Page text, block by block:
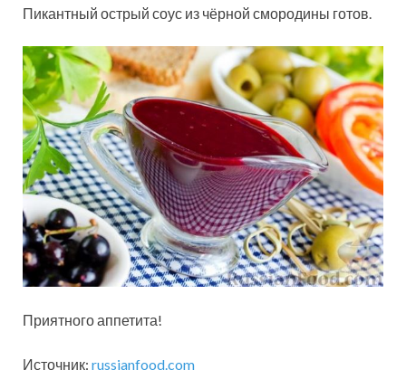
Пикантный острый соус из чёрной смородины готов.
Приятного аппетита!
Источник: russianfood.com